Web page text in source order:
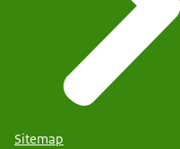
Sitemap